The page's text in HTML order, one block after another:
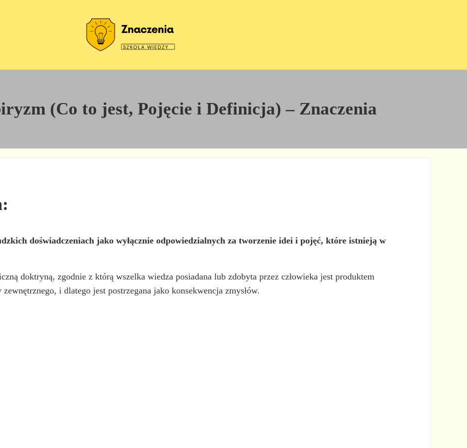
(Co to jest, Pojęcie i Definicja) – Znaczenia
doświadczeniach jako wyłącznie odpowiedzialnych za tworzenie idei i pojęć, które istnieją w
doktryną, zgodnie z którą wszelka wiedza posiadana lub zdobyta przez człowieka jest produktem
i dlatego jest postrzegana jako konsekwencja zmysłów.